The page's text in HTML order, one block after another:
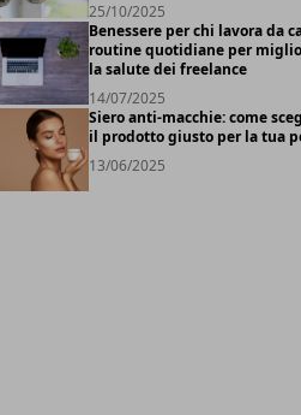
25/10/2025
Benessere per chi lavora da
routine quotidiane per
la salute dei freelance
14/07/2025
Siero anti-macchie: come
il prodotto giusto per la tua
13/06/2025